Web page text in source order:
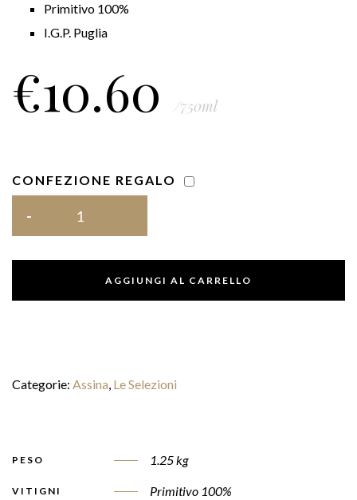
Primitivo 100%
I.G.P. Puglia
€10.60 /750ml
CONFEZIONE REGALO
AGGIUNGI AL CARRELLO
Categorie: Assina, Le Selezioni
PESO 1.25 kg
VITIGNI Primitivo 100%